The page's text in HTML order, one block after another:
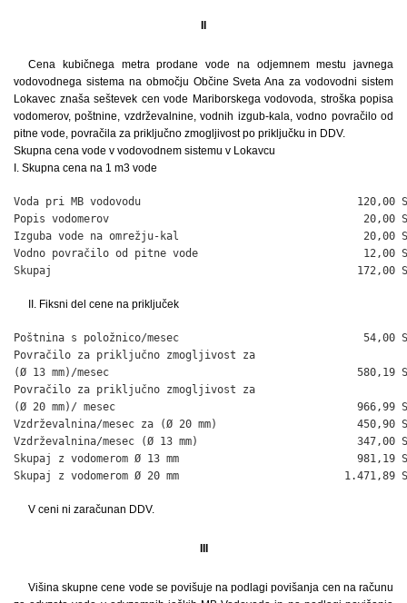
II
Cena kubičnega metra prodane vode na odjemnem mestu javnega
vodovodnega sistema na območju Občine Sveta Ana za vodovodni sistem
Lokavec znaša seštevek cen vode Mariborskega vodovoda, stroška popisa
vodomerov, poštnine, vzdrževalnine, vodnih izgub-kala, vodno povračilo od
pitne vode, povračila za priključno zmogljivost po priključku in DDV.
Skupna cena vode v vodovodnem sistemu v Lokavcu
I. Skupna cena na 1 m3 vode
Voda pri MB vodovodu                                  120,00
Popis vodomerov                                        20,00
Izguba vode na omrežju-kal                             20,00
Vodno povračilo od pitne vode                          12,00
Skupaj                                                172,00
II. Fiksni del cene na priključek
Poštnina s položnico/mesec                             54,00
Povračilo za priključno zmogljivost za
(Ø 13 mm)/mesec                                       580,19
Povračilo za priključno zmogljivost za
(Ø 20 mm)/ mesec                                      966,99
Vzdrževalnina/mesec za (Ø 20 mm)                      450,90
Vzdrževalnina/mesec (Ø 13 mm)                         347,00
Skupaj z vodomerom Ø 13 mm                            981,19
Skupaj z vodomerom Ø 20 mm                          1.471,89
V ceni ni zaračunan DDV.
III
Višina skupne cene vode se povišuje na podlagi povišanja cen na računu